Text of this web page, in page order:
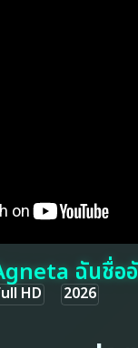
ฉันชื่อ
HD 2026